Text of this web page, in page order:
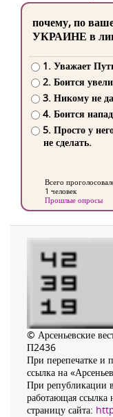
почему, по
УКРАИНЕ в
1. Уважает
2. Боится
3. Никому не
4. Боится
5. Просто у
не сделать.
Всего
1 человек
Прошлые опросы
© Арсеньевские
П2436
При перепечатке и
ссылка на
При републикации
работающая ссылка
страницу сайта: